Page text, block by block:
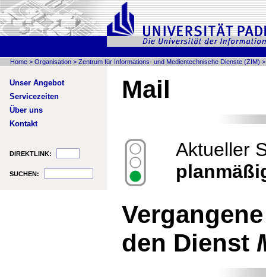
Home > Organisation > Zentrum für Informations- und Medientechnische Dienste (ZIM)
Unser Angebot
Servicezeiten
Über uns
Kontakt
DIREKTLINK:
SUCHEN:
Mail
Aktueller
den Dienst